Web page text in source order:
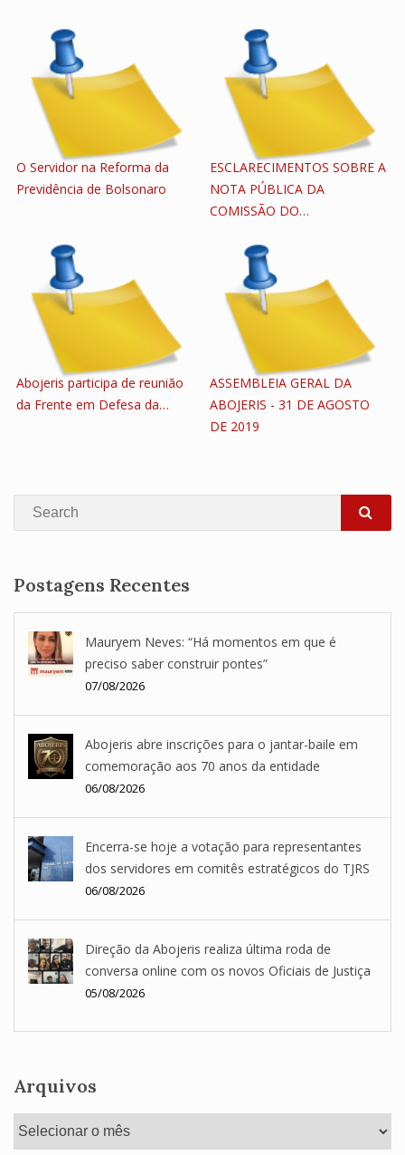
O Servidor na Reforma da
Previdência de Bolsonaro
ESCLARECIMENTOS SOBRE A
NOTA PÚBLICA DA
COMISSÃO DO…
Abojeris participa de reunião
da Frente em Defesa da…
ASSEMBLEIA GERAL DA
ABOJERIS - 31 DE AGOSTO
DE 2019
Search
Postagens Recentes
Mauryem Neves: “Há momentos em que é
preciso saber construir pontes”
07/08/2026
Abojeris abre inscrições para o jantar-baile em
comemoração aos 70 anos da entidade
06/08/2026
Encerra-se hoje a votação para representantes
dos servidores em comitês estratégicos do TJRS
06/08/2026
Direção da Abojeris realiza última roda de
conversa online com os novos Oficiais de Justiça
05/08/2026
Arquivos
Arquivos